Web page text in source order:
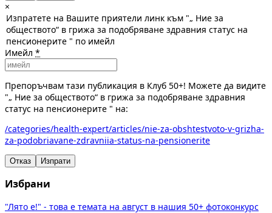
×
Изпратете на Вашите приятели линк към "„ Ние за
обществото“ в грижа за подобряване здравния статус на
пенсионерите " по имейл
Имейл *
Препоръчвам тази публикация в Клуб 50+! Можете да видите
"„ Ние за обществото“ в грижа за подобряване здравния
статус на пенсионерите " на:
/categories/health-expert/articles/nie-za-obshtestvoto-v-grizha-
za-podobriavane-zdravniia-status-na-pensionerite
Отказ Изпрати
Избрани
"Лято е!" - това е темата на август в нашия 50+ фотоконкурс